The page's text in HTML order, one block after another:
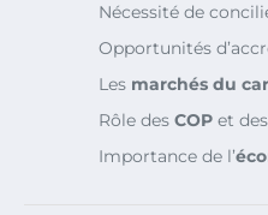
Nécessité de
Opportunités
Les marchés du
Rôle des COP et des
Importance de l’